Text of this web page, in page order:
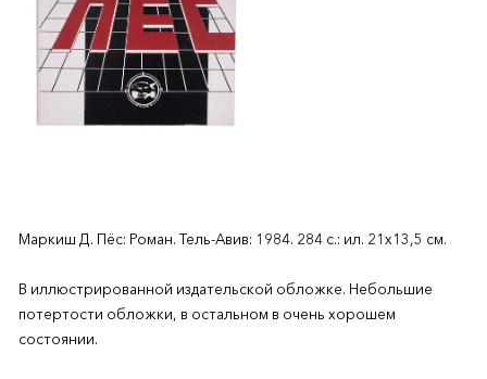
Маркиш Д. Пёс: Роман. Тель-Авив: 1984. 284 с.: ил. 21х13,5 см.
В иллюстрированной издательской обложке. Небольшие
потертости обложки, в остальном в очень хорошем
состоянии.